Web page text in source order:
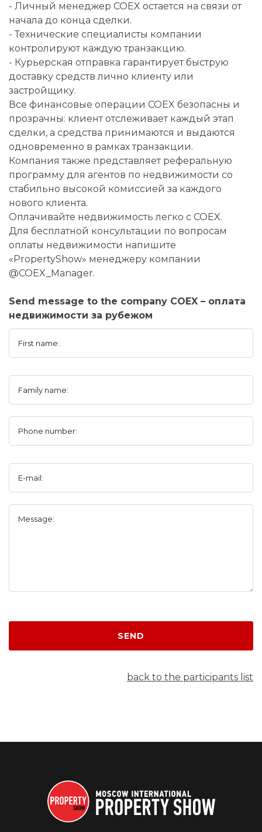
- Личный менеджер COEX остается на связи от
начала до конца сделки.
- Технические специалисты компании
контролируют каждую транзакцию.
- Курьерская отправка гарантирует быструю
доставку средств лично клиенту или
застройщику.
Все финансовые операции COEX безопасны и
прозрачны: клиент отслеживает каждый этап
сделки, а средства принимаются и выдаются
одновременно в рамках транзакции.
Компания также представляет реферальную
программу для агентов по недвижимости со
стабильно высокой комиссией за каждого
нового клиента.
Оплачивайте недвижимость легко с COEX.
Для бесплатной консультации по вопросам
оплаты недвижимости напишите
«PropertyShow» менеджеру компании
@COEX_Manager.
Send message to the company COEX – оплата
недвижимости за рубежом
First name:
Family name:
Phone number:
E-mail:
Message:
SEND
back to the participants list